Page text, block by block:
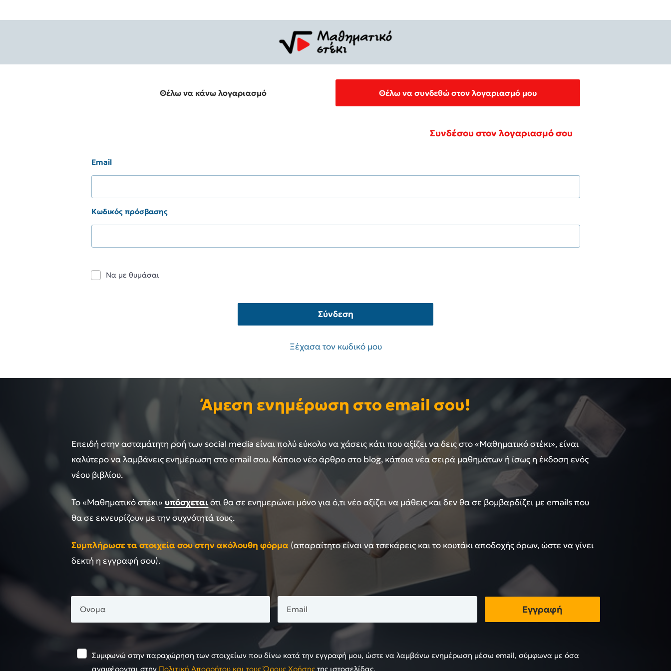
Θέλω να κάνω λογαριασμό Θέλω να συνδεθώ στον λογαριασμό μου
Συνδέσου στον λογαριασμό σου
Email
Κωδικός πρόσβασης
Να με θυμάσαι
Σύνδεση
Ξέχασα τον κωδικό μου
Άμεση ενημέρωση στο email σου!
Επειδή στην ασταμάτητη ροή των social media είναι πολύ εύκολο να χάσεις κάτι που αξίζει να δεις στο «Μαθηματικό στέκι», είναι
καλύτερο να λαμβάνεις ενημέρωση στο email σου. Κάποιο νέο άρθρο στο blog, κάποια νέα σειρά μαθημάτων ή ίσως η έκδοση ενός
νέου βιβλίου.
Το «Μαθηματικό στέκι» υπόσχεταιότι θα σε ενημερώνει μόνο για ό,τι νέο αξίζει να μάθεις και δεν θα σε βομβαρδίζει με emails που
θα σε εκνευρίζουν με την συχνότητά τους.
Συμπλήρωσε τα στοιχεία σου στην ακόλουθη φόρμα (απαραίτητο είναι να τσεκάρεις και το κουτάκι αποδοχής όρων, ώστε να γίνει
δεκτή η εγγραφή σου).
Εγγραφή
Συμφωνώ στην παραχώρηση των στοιχείων που δίνω κατά την εγγραφή μου, ώστε να λαμβάνω ενημέρωση μέσω email, σύμφωνα με όσα
αναφέρονται στην Πολιτική Απορρήτου και τους Όρους Χρήσης της ιστοσελίδας.